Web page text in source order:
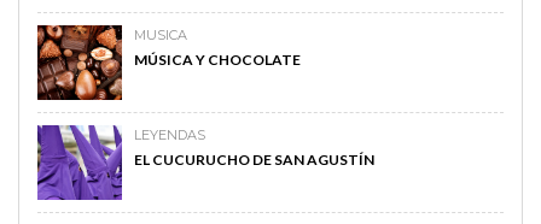
MUSICA
MÚSICA Y CHOCOLATE
LEYENDAS
EL CUCURUCHO DE SAN AGUSTÍN